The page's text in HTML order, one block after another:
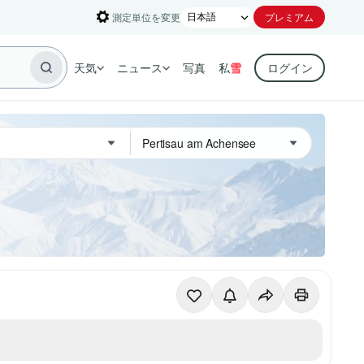
測定単位を変更 プレミアム
天気 ニュース 写真 私雪 ログイン